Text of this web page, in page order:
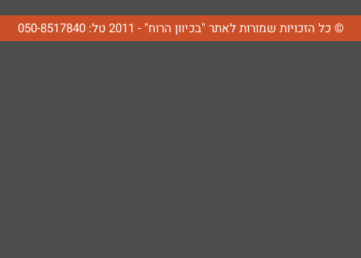
© כל הזכויות שמורות לאתר "בכיוון הרוח" - 2011 טל: 050-8517840